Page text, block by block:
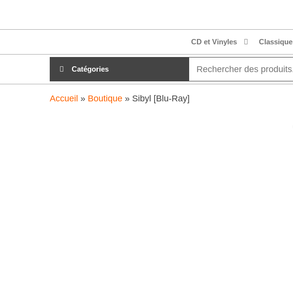
clubdial.fr
CD et Vinyles Classique
Catégories
Accueil » Boutique » Sibyl [Blu-Ray]